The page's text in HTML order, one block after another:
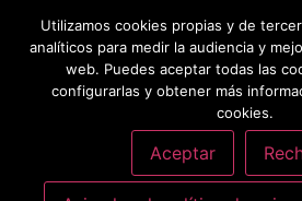
© Centro Universitario San Isidoro
Universidad Pablo de Olavide de Sevilla.
privacidad, uso de cookies, medidas
– Sistema interno
actualización: 20/
Utilizamos cookies propias y de
analíticos para medir la audiencia y
web. Puedes aceptar todas las
configurarlas y obtener más
cookies.
Aceptar